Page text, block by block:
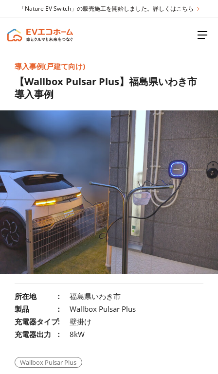
「Nature EV Switch」の販売施工を開始しました。詳しくはこちら
導入事例(戸建て向け)
【Wallbox Pulsar Plus】福島県いわき市
導入事例
所在地
福島県いわき市
製品
Wallbox Pulsar Plus
充電器タイプ
壁掛け
充電器出力
8kW
Wallbox Pulsar Plus